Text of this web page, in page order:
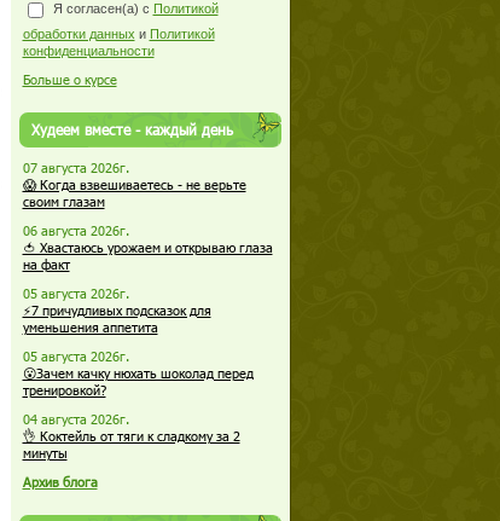
Я согласен(а) с Политикой
обработки данных и Политикой
конфиденциальности
Больше о курсе
Худеем вместе - каждый день
07 августа 2026г.
😱 Когда взвешиваетесь - не верьте
своим глазам
06 августа 2026г.
🍅 Хвастаюсь урожаем и открываю глаза
на факт
05 августа 2026г.
⚡7 причудливых подсказок для
уменьшения аппетита
05 августа 2026г.
😮Зачем качку нюхать шоколад перед
тренировкой?
04 августа 2026г.
👌 Коктейль от тяги к сладкому за 2
минуты
Архив блога